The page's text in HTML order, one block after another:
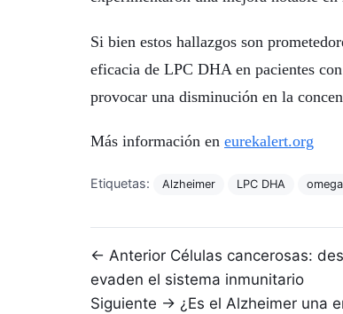
Si bien estos hallazgos son
eficacia de LPC DHA en pacientes
provocar una disminución en la
Más información en eurekalert.org
Etiquetas: Alzheimer LPC DHA
Navegación de
← Anterior Células cancerosas:
evaden el sistema inmunitario
Siguiente → ¿Es el Alzheimer una